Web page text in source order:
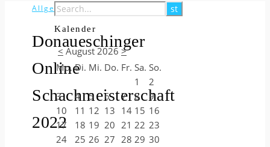
Allgemein
Donaueschinger
Online
Schachmeisterschaft
2022
Kalender
< August 2026 >
Mo. Di. Mi. Do. Fr. Sa. So.
1
2
3
4 5 6 7 8
9
10
11 12 13 14 15 16
17
18 19 20 21 22 23
24
25 26 27 28 29 30